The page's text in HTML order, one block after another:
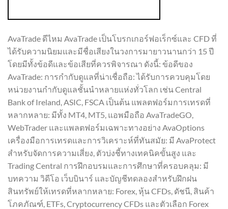
AvaTrade ดีไหม AvaTrade เป็นโบรกเกอร์ฟอเร็กซ์และ CFD ที่
ได้รับความนิยมและมีชื่อเสียงในวงการมายาวนานกว่า 15 ปี
โดยมีทั้งข้อดีและข้อเสียที่ควรพิจารณา ดังนี้: ข้อดีของ
AvaTrade: การกำกับดูแลที่น่าเชื่อถือ: ได้รับการควบคุมโดย
หน่วยงานกำกับดูแลชั้นนำหลายแห่งทั่วโลก เช่น Central
Bank of Ireland, ASIC, FSCA เป็นต้น แพลตฟอร์มการเทรดที่
หลากหลาย: มีทั้ง MT4, MT5, แอพมือถือ AvaTradeGO,
WebTrader และแพลตฟอร์มเฉพาะทางอย่าง AvaOptions
เครื่องมือการเทรดและการวิเคราะห์ที่ทันสมัย: มี AvaProtect
สำหรับจัดการความเสี่ยง, ตัวบ่งชี้ทางเทคนิคขั้นสูง และ
Trading Central การฝึกอบรมและการศึกษาที่ครอบคลุม: มี
บทความ วิดีโอ เว็บบินาร์ และบัญชีทดลองสำหรับฝึกฝน
สินทรัพย์ให้เทรดที่หลากหลาย: Forex, หุ้น CFDs, ดัชนี, สินค้า
โภคภัณฑ์, ETFs, Cryptocurrency CFDs และตัวเลือก Forex